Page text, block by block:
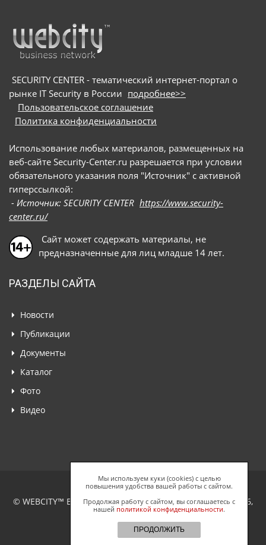
SECURITY CENTER - тематический интернет-портал о
рынке IT Security в России подробнее>>
Пользовательское соглашение
Политика конфиденциальности
Использование любых материалов, размещенных на
веб-сайте Security-Center.ru разрешается при условии
обязательного указания поля "Источник" с активной
гиперссылкой:
- Источник: SECURITY CENTER https://www.security-
center.ru/
Сайт может содержать материалы, не
предназначенные для лиц младше 14 лет.
РАЗДЕЛЫ САЙТА
Новости
Публикации
Документы
Каталог
Фото
Видео
© WEBCITY™ Business Network, ООО "Спайдерс Веб", 2026,
Все права защищены.
Мы используем куки (cookies) с целью
повышения удобства вашей работы с сайтом.
Продолжая работу с сайтом, вы соглашаетесь с
нашей политикой конфиденциальности.
ПРОДОЛЖИТЬ